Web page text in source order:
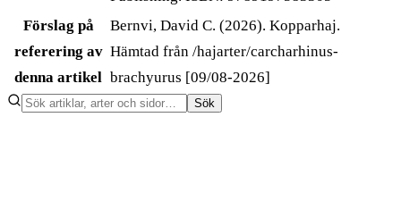
Förslag på
referering av
denna artikel
Bernvi, David C. (2026). Kopparhaj.
Hämtad från /hajarter/carcharhinus-
brachyurus [09/08-2026]
Sök